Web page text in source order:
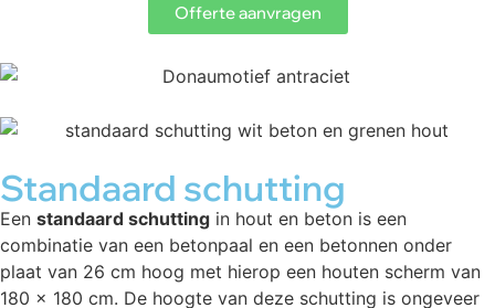
Offerte aanvragen
Standaard schutting
Een standaard schutting in hout en beton is een
combinatie van een betonpaal en een betonnen onder
plaat van 26 cm hoog met hierop een houten scherm van
180 x 180 cm. De hoogte van deze schutting is ongeveer